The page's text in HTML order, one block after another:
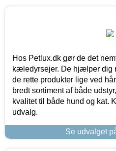
Hos Petlux.dk gør de det
kæledyrsejer. De hjælper dig
de rette produkter lige ved
bredt sortiment af både
kvalitet til både hund og kat.
udvalg.
Se udvalget